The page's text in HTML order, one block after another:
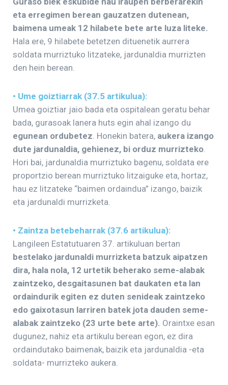
eta erregimen berean gauzatzen dutenean,
baimena umeak 12 hilabete bete arte luza liteke.
Hala ere, 9 hilabete betetzen dituenetik aurrera
soldata murriztuko litzateke, jardunaldia murrizten
den hein berean.
• Ume goiztiarrak (37.5 artikulua):
Umea goiztiar jaio bada eta ospitalean geratu behar
bada, gurasoak lanera huts egin ahal izango du
egunean ordubetez . Honekin batera, aukera izango
dute jardunaldia, gehienez, bi orduz murrizteko
Hori bai, jardunaldia murriztuko bagenu, soldata ere
proportzio berean murriztuko litzaiguke eta, hortaz,
hau ez litzateke “baimen ordaindua” izango, baizik
eta jardunaldi murrizketa.
• Zaintza betebeharrak (37.6 artikulua):
Langileen Estatutuaren 37. artikuluan bertan
bestelako jardunaldi murrizketa batzuk aipatzen
dira, hala nola, 12 urtetik beherako seme-alabak
zaintzeko, desgaitasunen bat daukaten eta lan
ordaindurik egiten ez duten senideak zaintzeko
edo gaixotasun larriren batek jota dauden seme-
alabak zaintzeko (23 urte bete arte). Oraintxe esan
dugunez, nahiz eta artikulu berean egon, ez dira
ordaindutako baimenak, baizik eta jardunaldia -eta
soldata- murrizteko aukera.